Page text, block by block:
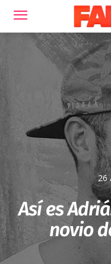
26
Así es
novio